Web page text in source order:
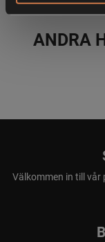
ANDRA
Välkommen in till